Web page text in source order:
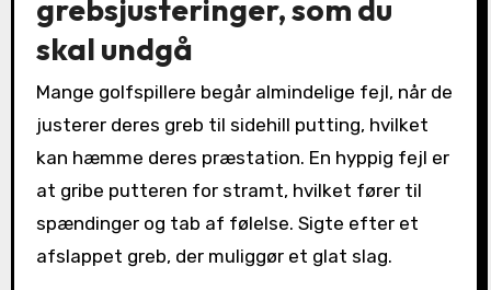
grebsjusteringer, som du
skal undgå
Mange golfspillere begår almindelige fejl, når de
justerer deres greb til sidehill putting, hvilket
kan hæmme deres præstation. En hyppig fejl er
at gribe putteren for stramt, hvilket fører til
spændinger og tab af følelse. Sigte efter et
afslappet greb, der muliggør et glat slag.